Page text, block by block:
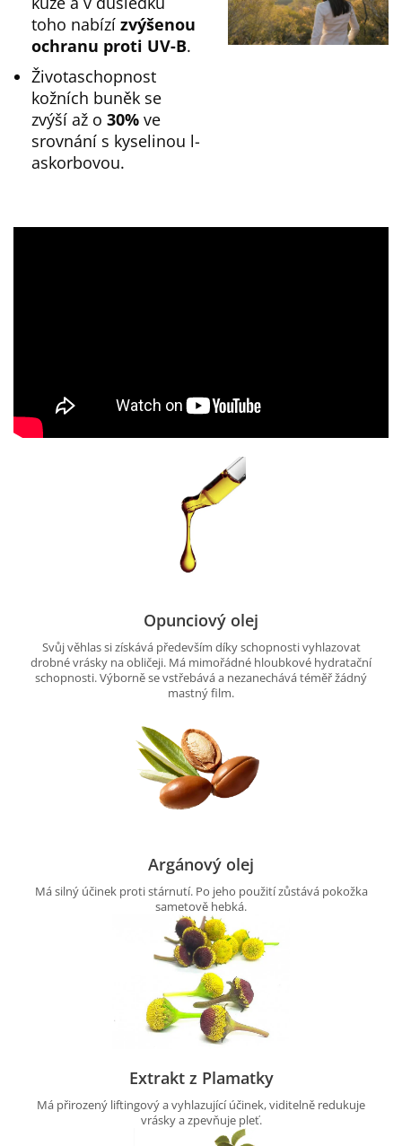
toho nabízí zvýšenou
ochranu proti UV-B.
Životaschopnost
kožních buněk se
zvýší až o 30% ve
srovnání s kyselinou l-
askorbovou.
Opunciový olej
Svůj věhlas si získává především díky schopnosti vyhlazovat
drobné vrásky na obličeji. Má mimořádné hloubkové hydratační
schopnosti. Výborně se vstřebává a nezanechává téměř žádný
mastný film.
Argánový olej
Má silný účinek proti stárnutí. Po jeho použití zůstává pokožka
sametově hebká.
Extrakt z Plamatky
Má přirozený liftingový a vyhlazující účinek, viditelně redukuje
vrásky a zpevňuje pleť.